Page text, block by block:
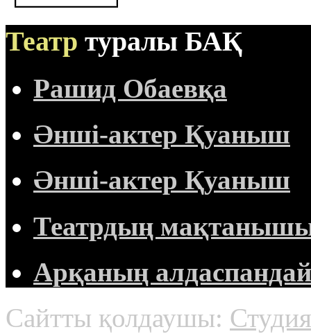
Театр туралы БАҚ
Рашид Обаевқа
Әнші-актер Қуаныш
Әнші-актер Қуаныш
Театрдың мақтанышы
Арқаның алдаспандай
Сайтты қолдаушы: